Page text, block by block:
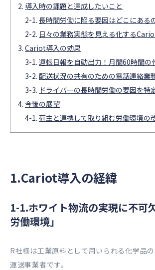
導入時の課題と達成したいこと
長時間労働に陥る要因はどこにある
日々の業務実態を見える化する
Cariot導入の効果
運転日報を自動出力！月間60時間の
配送状況の共有のための電話連絡業
ドライバーの長時間労働の要因を特
今後の展望
荷主と連携して取り組む労働環境の
1.Cariot導入の経緯
1-1.ホワイト物流の実現に不可
労働環境」
R社様は工業原料として用いられる化学品
運送事業者です。